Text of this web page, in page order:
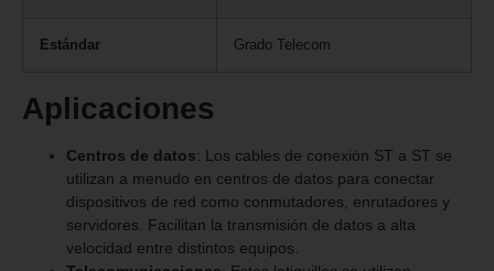
Estándar Grado Telecom
Aplicaciones
Centros de datos: Los cables de conexión ST a ST se
utilizan a menudo en centros de datos para conectar
dispositivos de red como conmutadores, enrutadores y
servidores. Facilitan la transmisión de datos a alta
velocidad entre distintos equipos.